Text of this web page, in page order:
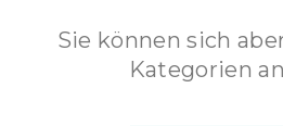
Sie können sich
Kategorien